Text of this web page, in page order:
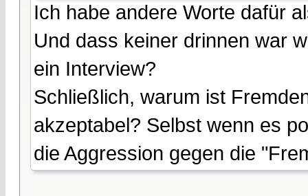
Ich habe andere Worte dafür
Und dass keiner drinnen war
ein Interview?
Schließlich, warum ist
akzeptabel? Selbst wenn es
die Aggression gegen die